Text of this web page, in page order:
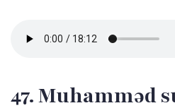
47. Muhamməd